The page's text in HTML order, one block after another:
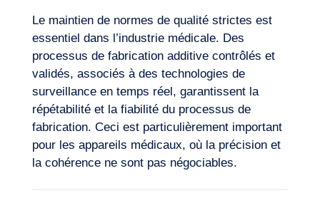
Le maintien de normes de qualité strictes est
essentiel dans l’industrie médicale. Des
processus de fabrication additive contrôlés et
validés, associés à des technologies de
surveillance en temps réel, garantissent la
répétabilité et la fiabilité du processus de
fabrication. Ceci est particulièrement important
pour les appareils médicaux, où la précision et
la cohérence ne sont pas négociables.